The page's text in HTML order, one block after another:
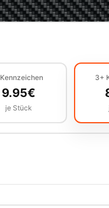
Kennzeichen
9.95€
je Stück
3+